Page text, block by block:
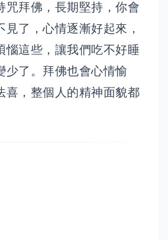
咒拜佛，長期堅持，你會
見了，心情逐漸好起來，
惱這些，讓我們吃不好睡
少了。拜佛也會心情愉
喜，整個人的精神面貌都